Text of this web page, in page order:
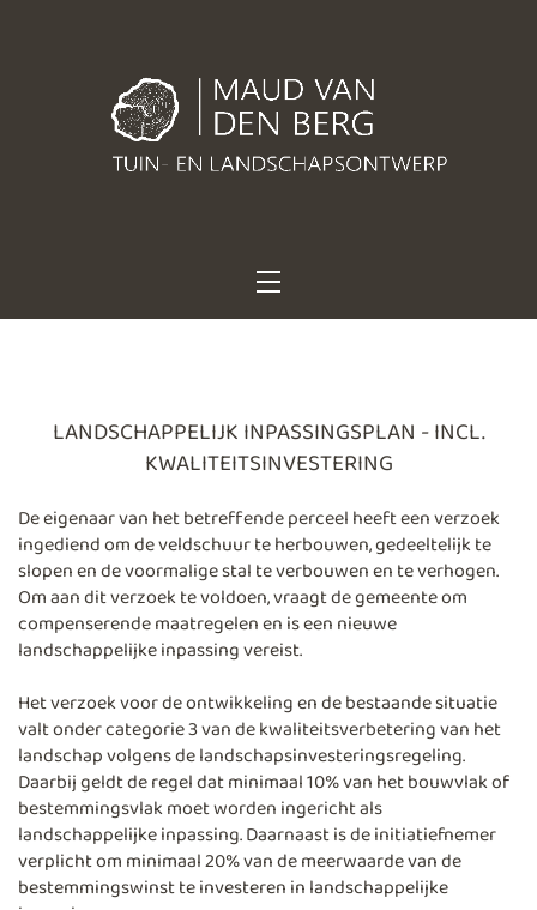
Maud van den Berg
Tuin- en
landschapsontwerp
LANDSCHAPPELIJK INPASSINGSPLAN - INCL.
KWALITEITSINVESTERING
De eigenaar van het betreffende perceel heeft een verzoek
ingediend om de veldschuur te herbouwen, gedeeltelijk te
slopen en de voormalige stal te verbouwen en te verhogen.
Om aan dit verzoek te voldoen, vraagt de gemeente om
compenserende maatregelen en is een nieuwe
landschappelijke inpassing vereist.
Het verzoek voor de ontwikkeling en de bestaande situatie
valt onder categorie 3 van de kwaliteitsverbetering van het
landschap volgens de landschapsinvesteringsregeling.
Daarbij geldt de regel dat minimaal 10% van het bouwvlak of
bestemmingsvlak moet worden ingericht als
landschappelijke inpassing. Daarnaast is de initiatiefnemer
verplicht om minimaal 20% van de meerwaarde van de
bestemmingswinst te investeren in landschappelijke